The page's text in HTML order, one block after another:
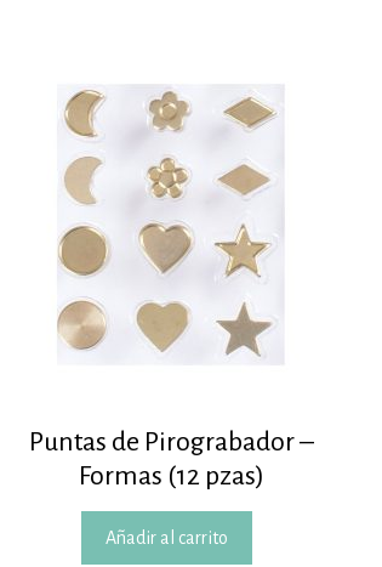
Puntas de Pirograbador –
Formas (12 pzas)
Añadir al carrito